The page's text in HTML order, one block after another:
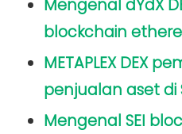
Mengenal dYdX
blockchain
METAPLEX DEX
penjualan aset di
Mengenal SEI